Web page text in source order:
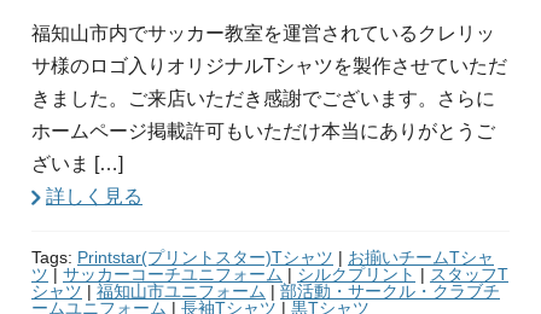
福知山市内でサッカー教室を運営されているクレリッ
サ様のロゴ入りオリジナルTシャツを製作させていただ
きました。ご来店いただき感謝でございます。さらに
ホームページ掲載許可もいただけ本当にありがとうご
ざいま […]
詳しく見る
Tags: Printstar(プリントスター)Tシャツ | お揃いチームTシャ
ツ | サッカーコーチユニフォーム | シルクプリント | スタッフT
シャツ | 福知山市ユニフォーム | 部活動・サークル・クラブチ
ームユニフォーム | 長袖Tシャツ | 黒Tシャツ